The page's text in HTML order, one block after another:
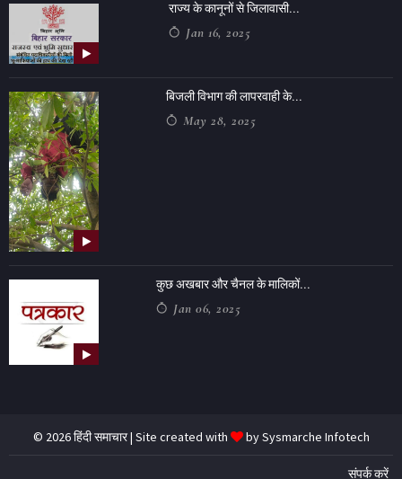
राज्य के कानूनों से जिलावासी...
Jan 16, 2025
बिजली विभाग की लापरवाही के...
May 28, 2025
कुछ अखबार और चैनल के मालिकों...
Jan 06, 2025
© 2026 हिंदी समाचार | Site created with bySysmarche Infotech
संपर्क करें